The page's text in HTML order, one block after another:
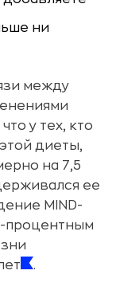
ни
между
у тех, кто
диеты,
на 7,5
ее
MIND-
процентным
.